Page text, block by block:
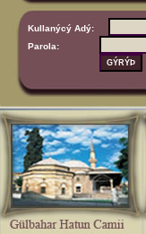
Kullanýcý Adý:
Parola: